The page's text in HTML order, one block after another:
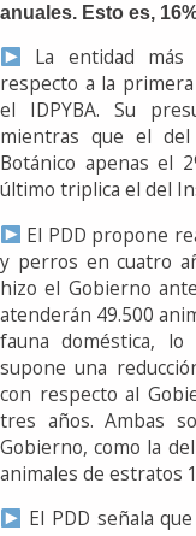
anuales. Esto es,
La entidad más
respecto a la
el IDPYBA. Su
mientras que el
Botánico apenas el
último triplica el del
El PDD propone
y perros en cuatro
hizo el Gobierno
atenderán 49.500
fauna doméstica, lo
supone una
con respecto al
tres años. Ambas
Gobierno, como la
animales de estratos
El PDD señala